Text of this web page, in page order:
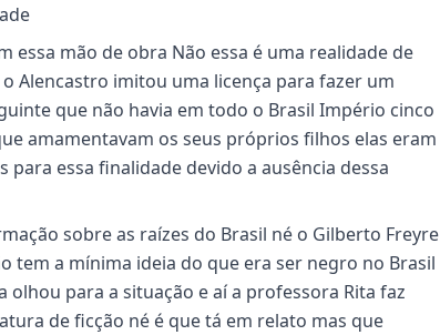
essa mão de obra Não essa é uma realidade de
Alencastro imitou uma licença para fazer um
que não havia em todo o Brasil Império cinco
amamentavam os seus próprios filhos elas eram
essa finalidade devido a ausência dessa
sobre as raízes do Brasil né o Gilberto Freyre
tem a mínima ideia do que era ser negro no Brasil
para a situação e aí a professora Rita faz
de ficção né é que tá em relato mas que